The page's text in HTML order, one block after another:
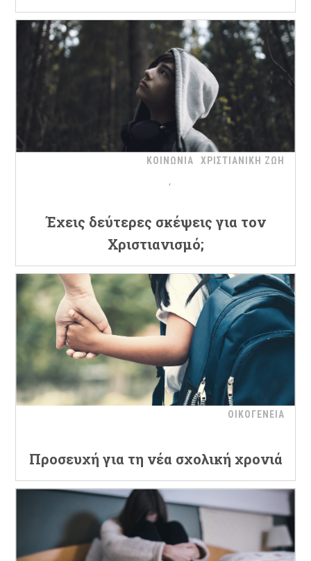
ΚΟΙΝΩΝΙΑ ΧΡΙΣΤΙΑΝΙΚΗ ΖΩΗ
Έχεις δεύτερες σκέψεις για τον
Χριστιανισμό;
ΟΙΚΟΓΕΝΕΙΑ
Προσευχή για τη νέα σχολική χρονιά